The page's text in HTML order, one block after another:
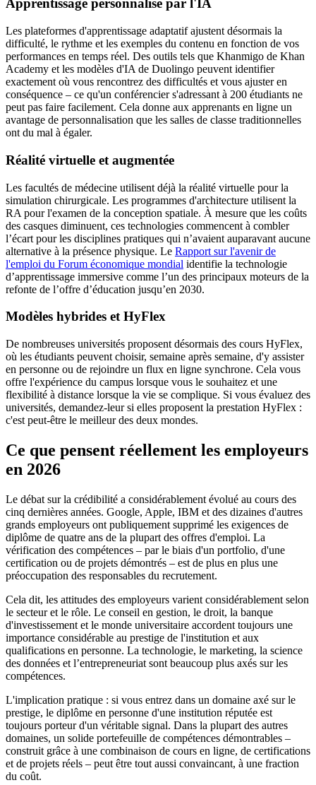
Apprentissage personnalisé par l'IA
Les plateformes d'apprentissage adaptatif ajustent désormais la
difficulté, le rythme et les exemples du contenu en fonction de vos
performances en temps réel. Des outils tels que Khanmigo de Khan
Academy et les modèles d'IA de Duolingo peuvent identifier
exactement où vous rencontrez des difficultés et vous ajuster en
conséquence – ce qu'un conférencier s'adressant à 200 étudiants ne
peut pas faire facilement. Cela donne aux apprenants en ligne un
avantage de personnalisation que les salles de classe traditionnelles
ont du mal à égaler.
Réalité virtuelle et augmentée
Les facultés de médecine utilisent déjà la réalité virtuelle pour la
simulation chirurgicale. Les programmes d'architecture utilisent la
RA pour l'examen de la conception spatiale. À mesure que les coûts
des casques diminuent, ces technologies commencent à combler
l’écart pour les disciplines pratiques qui n’avaient auparavant aucune
alternative à la présence physique. Le Rapport sur l'avenir de
l'emploi du Forum économique mondial identifie la technologie
d’apprentissage immersive comme l’un des principaux moteurs de la
refonte de l’offre d’éducation jusqu’en 2030.
Modèles hybrides et HyFlex
De nombreuses universités proposent désormais des cours HyFlex,
où les étudiants peuvent choisir, semaine après semaine, d'y assister
en personne ou de rejoindre un flux en ligne synchrone. Cela vous
offre l'expérience du campus lorsque vous le souhaitez et une
flexibilité à distance lorsque la vie se complique. Si vous évaluez des
universités, demandez-leur si elles proposent la prestation HyFlex :
c'est peut-être le meilleur des deux mondes.
Ce que pensent réellement les employeurs
en 2026
Le débat sur la crédibilité a considérablement évolué au cours des
cinq dernières années. Google, Apple, IBM et des dizaines d'autres
grands employeurs ont publiquement supprimé les exigences de
diplôme de quatre ans de la plupart des offres d'emploi. La
vérification des compétences – par le biais d'un portfolio, d'une
certification ou de projets démontrés – est de plus en plus une
préoccupation des responsables du recrutement.
Cela dit, les attitudes des employeurs varient considérablement selon
le secteur et le rôle. Le conseil en gestion, le droit, la banque
d'investissement et le monde universitaire accordent toujours une
importance considérable au prestige de l'institution et aux
qualifications en personne. La technologie, le marketing, la science
des données et l’entrepreneuriat sont beaucoup plus axés sur les
compétences.
L'implication pratique : si vous entrez dans un domaine axé sur le
prestige, le diplôme en personne d'une institution réputée est
toujours porteur d'un véritable signal. Dans la plupart des autres
domaines, un solide portefeuille de compétences démontrables –
construit grâce à une combinaison de cours en ligne, de certifications
et de projets réels – peut être tout aussi convaincant, à une fraction
du coût.